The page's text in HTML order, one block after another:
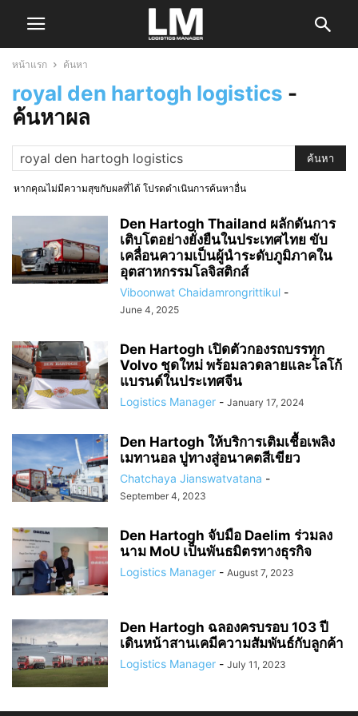
หน้าแรก ค้นหา
royal den hartogh logistics -
ค้นหาผล
หากคุณไม่มีความสุขกับผลที่ได้ โปรดดำเนินการค้นหาอื่น
Den Hartogh Thailand ผลักดันการ
เติบโตอย่างยั่งยืนในประเทศไทย ขับ
เคลื่อนความเป็นผู้นำระดับภูมิภาคใน
อุตสาหกรรมโลจิสติกส์
Viboonwat Chaidamrongrittikul -
June 4, 2025
Den Hartogh เปิดตัวกองรถบรรทุก
Volvo ชุดใหม่ พร้อมลวดลายและโลโก้
แบรนด์ในประเทศจีน
Logistics Manager - January 17, 2024
Den Hartogh ให้บริการเติมเชื้อเพลิง
เมทานอล ปูทางสู่อนาคตสีเขียว
Chatchaya Jianswatvatana -
September 4, 2023
Den Hartogh จับมือ Daelim ร่วมลง
นาม MoU เป็นพันธมิตรทางธุรกิจ
Logistics Manager - August 7, 2023
Den Hartogh ฉลองครบรอบ 103 ปี
เดินหน้าสานเคมีความสัมพันธ์กับลูกค้า
Logistics Manager - July 11, 2023